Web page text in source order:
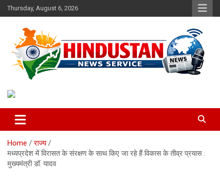
Skip
to
Thursday, August 6, 2026
Hindustan News Service
Home
राज्य
मध्यप्रदेश में विरासत के संरक्षण के साथ किए जा रहे हैं विकास के तीव्र प्रयास :
मुख्यमंत्री डॉ. यादव